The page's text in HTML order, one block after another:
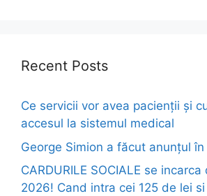
Recent Posts
Ce servicii vor avea pacienții și
accesul la sistemul medical
George Simion a făcut anunțul
CARDURILE SOCIALE se
2026! Cand intra cei 125 de lei